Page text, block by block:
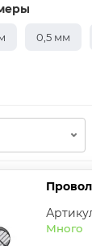
0,5 мм
Много